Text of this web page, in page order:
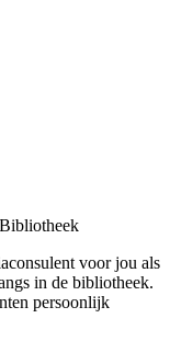
voor jou als
in de bibliotheek.
persoonlijk